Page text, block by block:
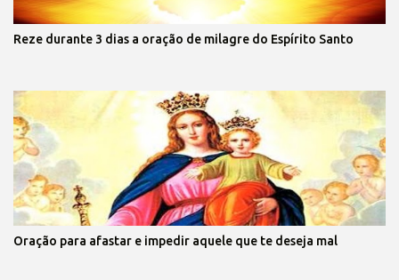
Reze durante 3 dias a oração de milagre do Espírito Santo
Oração para afastar e impedir aquele que te deseja mal